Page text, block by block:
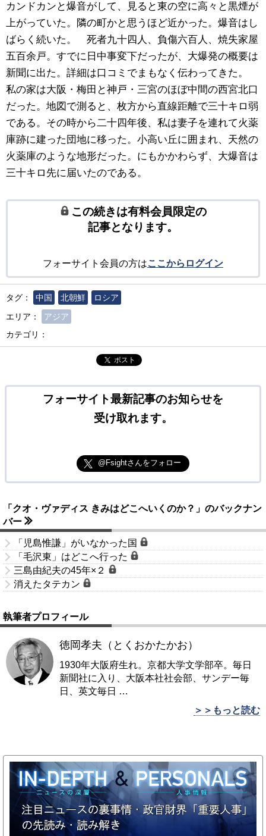
カンドカンと爆音がして、見ると東の空に高々と黒煙が
上がっていた。隣の町かと思うほど近かった。爆音はし
ばらく続いた。 死者九十四人、負傷六百人、焼失家屋
五百余戸。すでに日中事変下だったが、大爆発の概要は
新聞に出た。詳細は口コミでまもなく伝わってきた。
私の家は大阪・梅田と神戸・三宮のほぼ中間の西宮北口
だった。地図で測ると、枚方から直線距離で三十キロ弱
である。その時から二十四年後、私は妻子を連れて火薬
庫跡に建った団地に移った。小高い丘に囲まれ、天然の
火薬庫のような地形だった。にもかかわらず、大爆音は
三十キロ先に届いたのである。
この続きは有料会員限定の
記事となります。
フォーサイト会員の方はここからログイン
タグ： 中国 北朝鮮
ロシア
エリア：
アジア
カテゴリ：
ポスト
フォーサイト最新記事のお知らせを
受け取れます。
@Fsightさんをフォロー
「クオ・ヴァディス きみはどこへいくのか？」のバックナン
バー
「児島惟謙」がいなかった国
「毛沢東」はどこへ行った
三島由紀夫の45年×２
消えたタテカン
執筆者プロフィール
徳岡孝夫（とくおかたかお）
1930年大阪府生れ。京都大学文学部卒。毎日
新聞社に入り、大阪本社社会部、サンデー毎
日、英文毎日 …
＞＞もっと読む